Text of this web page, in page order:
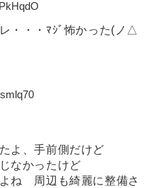
・・・ﾏｼﾞ怖かった(ノ△
よ、手前側だけど
なかったけど
ね 周辺も綺麗に整備さ